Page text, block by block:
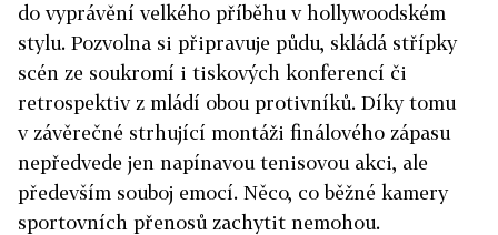
do vyprávění velkého příběhu v hollywoodském
stylu. Pozvolna si připravuje půdu, skládá střípky
scén ze soukromí i tiskových konferencí či
retrospektiv z mládí obou protivníků. Díky tomu
v závěrečné strhující montáži finálového zápasu
nepředvede jen napínavou tenisovou akci, ale
především souboj emocí. Něco, co běžné kamery
sportovních přenosů zachytit nemohou.